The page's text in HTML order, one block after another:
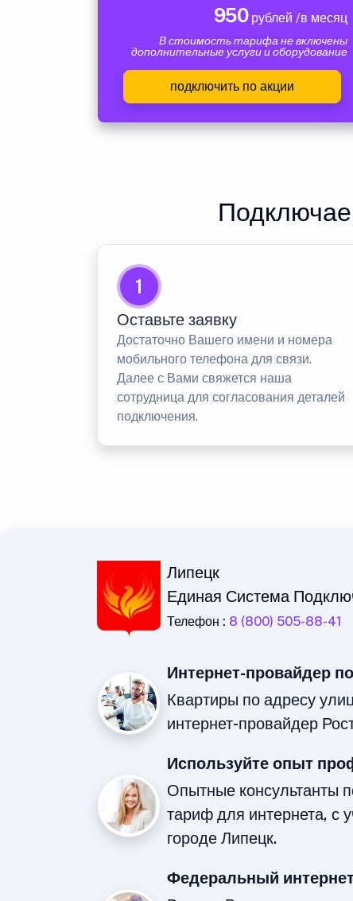
950рублей /в месяц
В стоимость тарифа не включены
дополнительные услуги и оборудование
подключить по акции
1
Оставьте заявку
Достаточно Вашего имени и номера
мобильного телефона для связи.
Далее с Вами свяжется наша
сотрудница для согласования деталей
подключения.
Липецк
Единая Система
Телефон : 8 (800) 505-88-41
Интернет-провайдер
Квартиры по адресу
интернет-провайдер
Используйте опыт
Опытные консультанты
тариф для интернета, с
городе Липецк.
Федеральный